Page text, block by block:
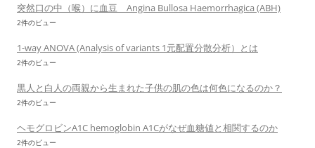
突然口の中（喉）に血豆 Angina Bullosa Haemorrhagica (ABH)
2件のビュー
1-way ANOVA (Analysis of variants 1元配置分散分析）とは
2件のビュー
黒人と白人の両親から生まれた子供の肌の色は何色になるのか？
2件のビュー
ヘモグロビンA1C hemoglobin A1Cがなぜ血糖値と相関するのか
2件のビュー